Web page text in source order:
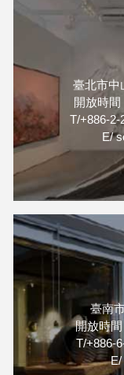
臺北市中
開放時間
T/+886-2-
E/
臺南
開放時
T/+886-
E/